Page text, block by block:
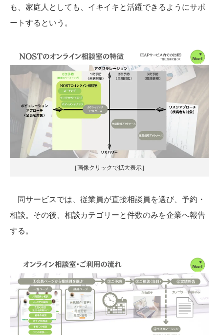
も、家庭人としても、イキイキと活躍できるようにサポ
ートするという。
［画像クリックで拡大表示］
同サービスでは、従業員が直接相談員を選び、予約・
相談。その後、相談カテゴリーと件数のみを企業へ報告
する。